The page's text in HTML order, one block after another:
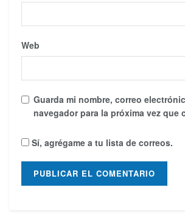
Web
Guarda mi nombre, correo
navegador para la próxima vez que
Sí, agrégame a tu lista de correos.